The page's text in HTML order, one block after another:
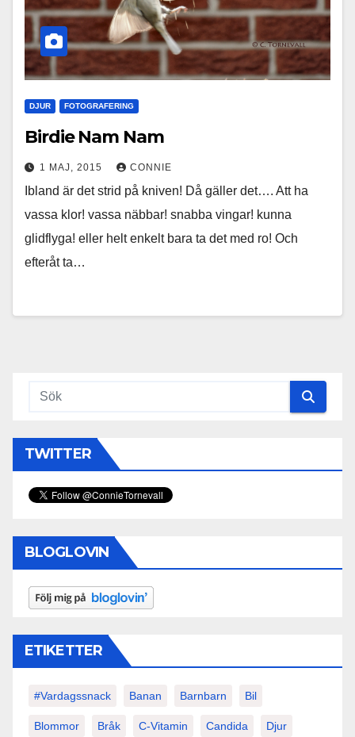
DJUR FOTOGRAFERING
Birdie Nam Nam
1 MAJ, 2015 CONNIE
Ibland är det strid på kniven! Då gäller det…. Att ha
vassa klor! vassa näbbar! snabba vingar! kunna
glidflyga! eller helt enkelt bara ta det med ro! Och
efteråt ta…
TWITTER
BLOGLOVIN
ETIKETTER
#vardagssnack Banan Barnbarn Bil
Blommor Bråk C-Vitamin Candida Djur